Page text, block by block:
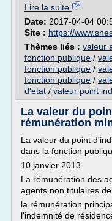
Lire la suite
Date: 2017-04-04
Site : https://
Thèmes liés : valeur
fonction publique /
fonction publique /
fonction publique /
d'etat / valeur point
La valeur du
rémunération
La valeur du point
dans la fonction
10 janvier 2013
La rémunération des
agents non titulaires
la rémunération
l'indemnité de